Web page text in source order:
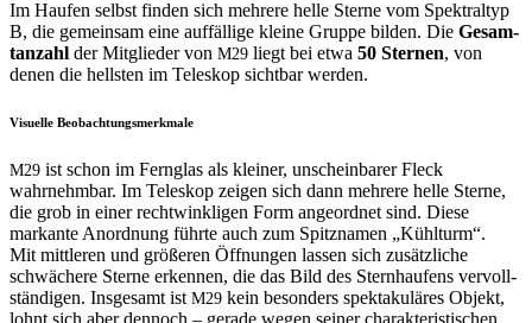
Im Haufen selb­st find­en sich mehrere helle Sterne vom Spek­tral­typ
B, die gemein­sam eine auf­fäl­lige kleine Gruppe bilden. Die Gesam­
tan­zahl der Mit­glieder von M29 liegt bei etwa 50 Ster­nen, von
denen die hell­sten im Teleskop sicht­bar werden.
Visuelle Beobachtungsmerkmale
M29 ist schon im Fer­n­glas als klein­er, unschein­bar­er Fleck
wahrnehm­bar. Im Teleskop zeigen sich dann mehrere helle Sterne,
die grob in ein­er rechtwin­kli­gen Form ange­ord­net sind. Diese
markante Anord­nung führte auch zum Spitz­na­men „Kühlturm“.
Mit mit­tleren und größeren Öff­nun­gen lassen sich zusät­zliche
schwächere Sterne erken­nen, die das Bild des Stern­haufens ver­voll­
ständi­gen. Ins­ge­samt ist M29 kein beson­ders spek­takuläres Objekt,
lohnt sich aber den­noch – ger­ade wegen sein­er charak­ter­is­tis­chen